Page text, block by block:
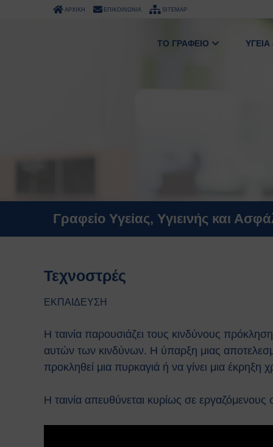
ΑΡΧΙΚΗ ΕΠΙΚΟΙΝΩΝΙΑ SITEMAP
ΤΟ ΓΡΑΦΕΙΟ
Γραφείο Υγείας, Υγιεινής και
Τεχνοστρές
ΕΚΠΑΙΔΕΥΣΗ
Η ταινία παρουσιάζει τους κινδύνους
αυτών των κινδύνων. Η ύπαρξη μιας
προκληθεί μια πυρκαγιά ή να γίνει μια
Η ταινία απευθύνεται κυρίως σε